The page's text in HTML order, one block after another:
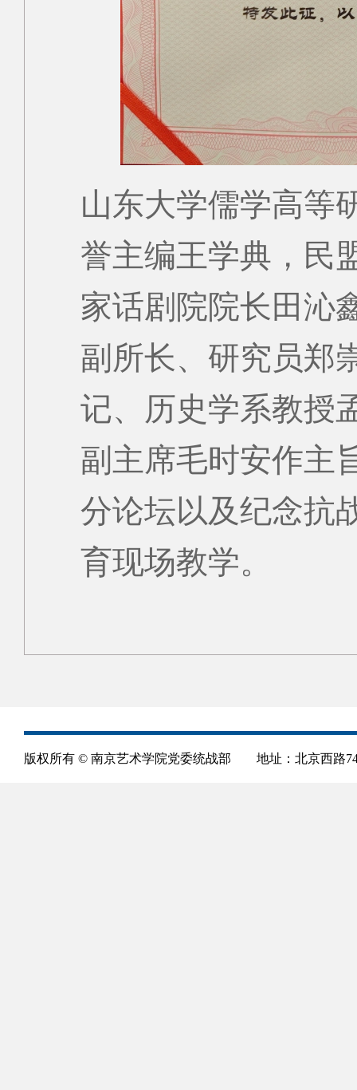
山东大学儒学高等
誉主编王学典，民
家话剧院院长田沁
副所长、研究员郑
记、历史学系教授
副主席毛时安作主
分论坛以及纪念抗
育现场教学。
版权所有 © 南京艺术学院党委统战部 地址：北京西路